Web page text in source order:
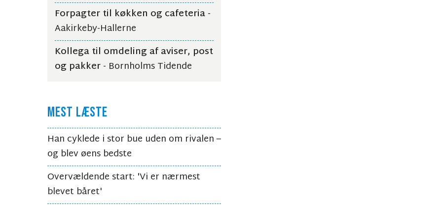
Forpagter til køkken og cafeteria-
Aakirkeby-Hallerne
Kollega til omdeling af aviser, post
og pakker- Bornholms Tidende
MEST LÆSTE
Han cyklede i stor bue uden om rivalen –
og blev øens bedste
Overvældende start: 'Vi er nærmest
blevet båret'